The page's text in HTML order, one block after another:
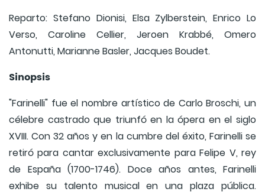
Reparto: Stefano Dionisi, Elsa Zylberstein, Enrico Lo
Verso, Caroline Cellier, Jeroen Krabbé, Omero
Antonutti, Marianne Basler, Jacques Boudet.
Sinopsis
"Farinelli" fue el nombre artístico de Carlo Broschi, un
célebre castrado que triunfó en la ópera en el siglo
XVIII. Con 32 años y en la cumbre del éxito, Farinelli se
retiró para cantar exclusivamente para Felipe V, rey
de España (1700-1746). Doce años antes, Farinelli
exhibe su talento musical en una plaza pública.